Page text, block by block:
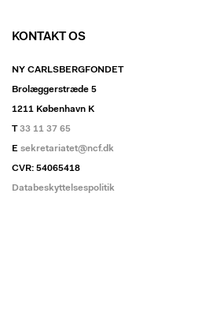
KONTAKT OS
NY CARLSBERGFONDET
Brolæggerstræde 5
1211 København K
T 33 11 37 65
E sekretariatet@ncf.dk
CVR: 54065418
Databeskyttelsespolitik